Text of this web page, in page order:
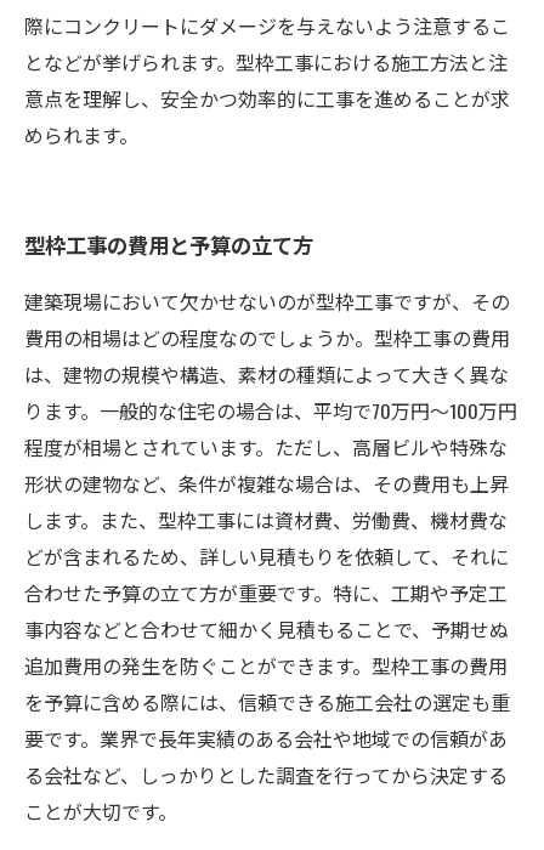
際にコンクリートにダメージを与えないよう注意するこ
となどが挙げられます。型枠工事における施工方法と注
意点を理解し、安全かつ効率的に工事を進めることが求
められます。
型枠工事の費用と予算の立て方
建築現場において欠かせないのが型枠工事ですが、その
費用の相場はどの程度なのでしょうか。型枠工事の費用
は、建物の規模や構造、素材の種類によって大きく異な
ります。一般的な住宅の場合は、平均で70万円〜100万円
程度が相場とされています。ただし、高層ビルや特殊な
形状の建物など、条件が複雑な場合は、その費用も上昇
します。また、型枠工事には資材費、労働費、機材費な
どが含まれるため、詳しい見積もりを依頼して、それに
合わせた予算の立て方が重要です。特に、工期や予定工
事内容などと合わせて細かく見積もることで、予期せぬ
追加費用の発生を防ぐことができます。型枠工事の費用
を予算に含める際には、信頼できる施工会社の選定も重
要です。業界で長年実績のある会社や地域での信頼があ
る会社など、しっかりとした調査を行ってから決定する
ことが大切です。